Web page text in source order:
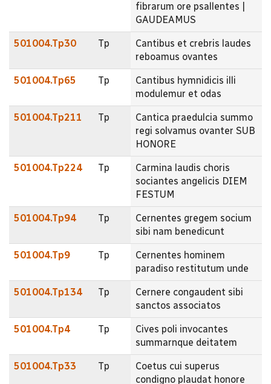
fibrarum ore psallentes |
GAUDEAMUS
501004.Tp30 Tp
Cantibus et crebris laudes
reboamus ovantes
501004.Tp65 Tp
Cantibus hymnidicis illi
modulemur et odas
501004.Tp211 Tp
Cantica praedulcia summo
regi solvamus ovanter SUB
HONORE
501004.Tp224 Tp
Carmina laudis choris
sociantes angelicis DIEM
FESTUM
501004.Tp94 Tp
Cernentes gregem socium
sibi nam benedicunt
501004.Tp9 Tp
Cernentes hominem
paradiso restitutum unde
501004.Tp134 Tp
Cernere congaudent sibi
sanctos associatos
501004.Tp4 Tp
Cives poli invocantes
summarnque deitatem
501004.Tp33 Tp
Coetus cui superus
condigno plaudat honore